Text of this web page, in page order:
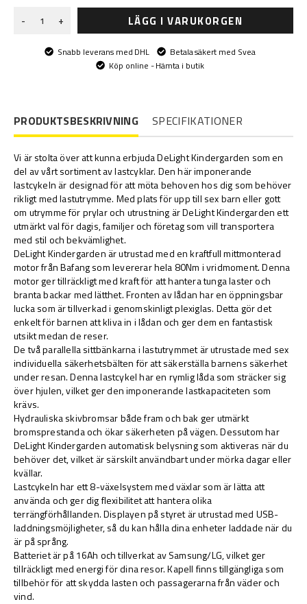
-
+ LÄGG I VARUKORGEN
Snabb leverans med DHL
Betala säkert med Svea
Köp online - Hämta i butik
PRODUKTSBESKRIVNING SPECIFIKATIONER
Vi är stolta över att kunna erbjuda DeLight Kindergarden som en
del av vårt sortiment av lastcyklar. Den här imponerande
lastcykeln är designad för att möta behoven hos dig som behöver
rikligt med lastutrymme. Med plats för upp till sex barn eller gott
om utrymme för prylar och utrustning är DeLight Kindergarden ett
utmärkt val för dagis, familjer och företag som vill transportera
med stil och bekvämlighet.
DeLight Kindergarden är utrustad med en kraftfull mittmonterad
motor från Bafang som levererar hela 80Nm i vridmoment. Denna
motor ger tillräckligt med kraft för att hantera tunga laster och
branta backar med lätthet. Fronten av lådan har en öppningsbar
lucka som är tillverkad i genomskinligt plexiglas. Detta gör det
enkelt för barnen att kliva in i lådan och ger dem en fantastisk
utsikt medan de reser.
De två parallella sittbänkarna i lastutrymmet är utrustade med sex
individuella säkerhetsbälten för att säkerställa barnens säkerhet
under resan. Denna lastcykel har en rymlig låda som sträcker sig
över hjulen, vilket ger den imponerande lastkapaciteten som
krävs.
Hydrauliska skivbromsar både fram och bak ger utmärkt
bromsprestanda och ökar säkerheten på vägen. Dessutom har
DeLight Kindergarden automatisk belysning som aktiveras när du
behöver det, vilket är särskilt användbart under mörka dagar eller
kvällar.
Lastcykeln har ett 8-växelsystem med växlar som är lätta att
använda och ger dig flexibilitet att hantera olika
terrängförhållanden. Displayen på styret är utrustad med USB-
laddningsmöjligheter, så du kan hålla dina enheter laddade när du
är på språng.
Batteriet är på 16Ah och tillverkat av Samsung/LG, vilket ger
tillräckligt med energi för dina resor. Kapell finns tillgängliga som
tillbehör för att skydda lasten och passagerarna från väder och
vind.